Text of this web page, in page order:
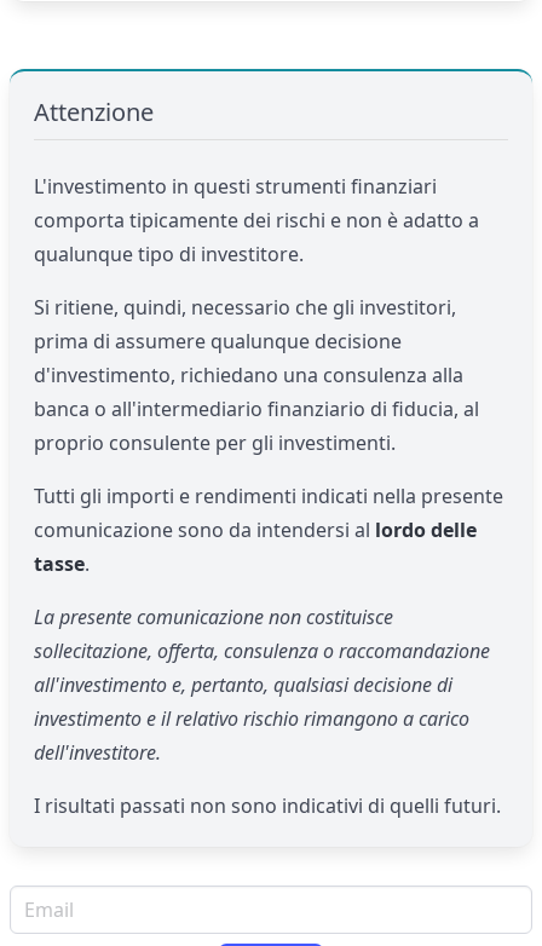
Attenzione
L'investimento in questi strumenti finanziari
comporta tipicamente dei rischi e non è adatto a
qualunque tipo di investitore.
Si ritiene, quindi, necessario che gli investitori,
prima di assumere qualunque decisione
d'investimento, richiedano una consulenza alla
banca o all'intermediario finanziario di fiducia, al
proprio consulente per gli investimenti.
Tutti gli importi e rendimenti indicati nella presente
comunicazione sono da intendersi al lordo delle
tasse.
La presente comunicazione non costituisce
sollecitazione, offerta, consulenza o raccomandazione
all'investimento e, pertanto, qualsiasi decisione di
investimento e il relativo rischio rimangono a carico
dell'investitore.
I risultati passati non sono indicativi di quelli futuri.
Email per newsletter